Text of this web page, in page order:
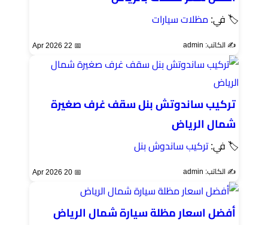
🏷 في: مظلات سيارات
✍️ الكاتب: admin 📅 22 Apr 2026
تركيب ساندوتش بنل سقف غرف صغيرة
شمال الرياض
🏷 في:تركيب ساندوش بنل
✍️ الكاتب: admin 📅 20 Apr 2026
أفضل اسعار مظلة سيارة شمال الرياض